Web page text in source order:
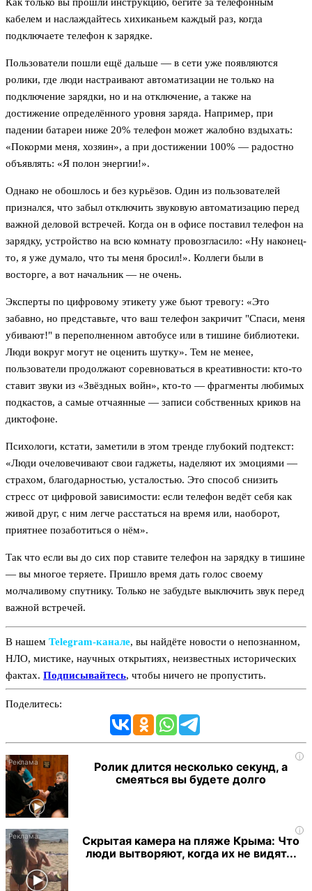
кабелем и наслаждайтесь хихиканьем каждый раз, когда
подключаете телефон к зарядке.
Пользователи пошли ещё дальше — в сети уже появляются
ролики, где люди настраивают автоматизации не только на
подключение зарядки, но и на отключение, а также на
достижение определённого уровня заряда. Например, при
падении батареи ниже 20% телефон может жалобно вздыхать:
«Покорми меня, хозяин», а при достижении 100% — радостно
объявлять: «Я полон энергии!».
Однако не обошлось и без курьёзов. Один из пользователей
признался, что забыл отключить звуковую автоматизацию перед
важной деловой встречей. Когда он в офисе поставил телефон на
зарядку, устройство на всю комнату провозгласило: «Ну наконец-
то, я уже думало, что ты меня бросил!». Коллеги были в
восторге, а вот начальник — не очень.
Эксперты по цифровому этикету уже бьют тревогу: «Это
забавно, но представьте, что ваш телефон закричит "Спаси, меня
убивают!" в переполненном автобусе или в тишине библиотеки.
Люди вокруг могут не оценить шутку». Тем не менее,
пользователи продолжают соревноваться в креативности: кто-то
ставит звуки из «Звёздных войн», кто-то — фрагменты любимых
подкастов, а самые отчаянные — записи собственных криков на
диктофоне.
Психологи, кстати, заметили в этом тренде глубокий подтекст:
«Люди очеловечивают свои гаджеты, наделяют их эмоциями —
страхом, благодарностью, усталостью. Это способ снизить
стресс от цифровой зависимости: если телефон ведёт себя как
живой друг, с ним легче расстаться на время или, наоборот,
приятнее позаботиться о нём».
Так что если вы до сих пор ставите телефон на зарядку в тишине
— вы многое теряете. Пришло время дать голос своему
молчаливому спутнику. Только не забудьте выключить звук перед
важной встречей.
В нашем Telegram‑канале, вы найдёте новости о непознанном,
НЛО, мистике, научных открытиях, неизвестных исторических
фактах. Подписывайтесь, чтобы ничего не пропустить.
Поделитесь:
i
Ролик длится несколько секунд, а
смеяться вы будете долго
i
Скрытая камера на пляже Крыма: Что
люди вытворяют, когда их не видят...